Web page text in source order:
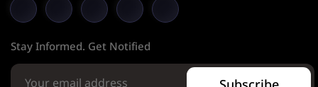
Stay Informed. Get Notified